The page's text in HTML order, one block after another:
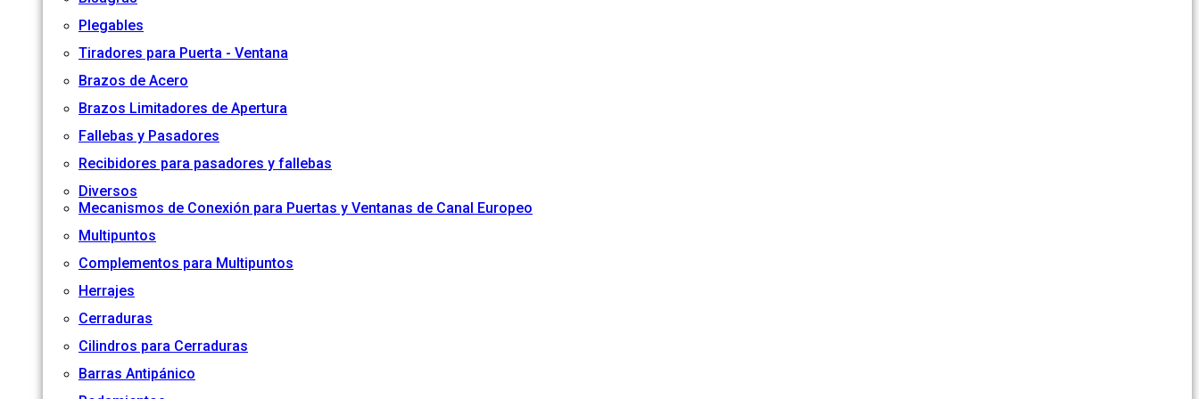
Plegables
Tiradores para Puerta - Ventana
Brazos de Acero
Brazos Limitadores de Apertura
Fallebas y Pasadores
Recibidores para pasadores y fallebas
Diversos
Mecanismos de Conexión para Puertas y Ventanas de Canal Europeo
Multipuntos
Complementos para Multipuntos
Herrajes
Cerraduras
Cilindros para Cerraduras
Barras Antipánico